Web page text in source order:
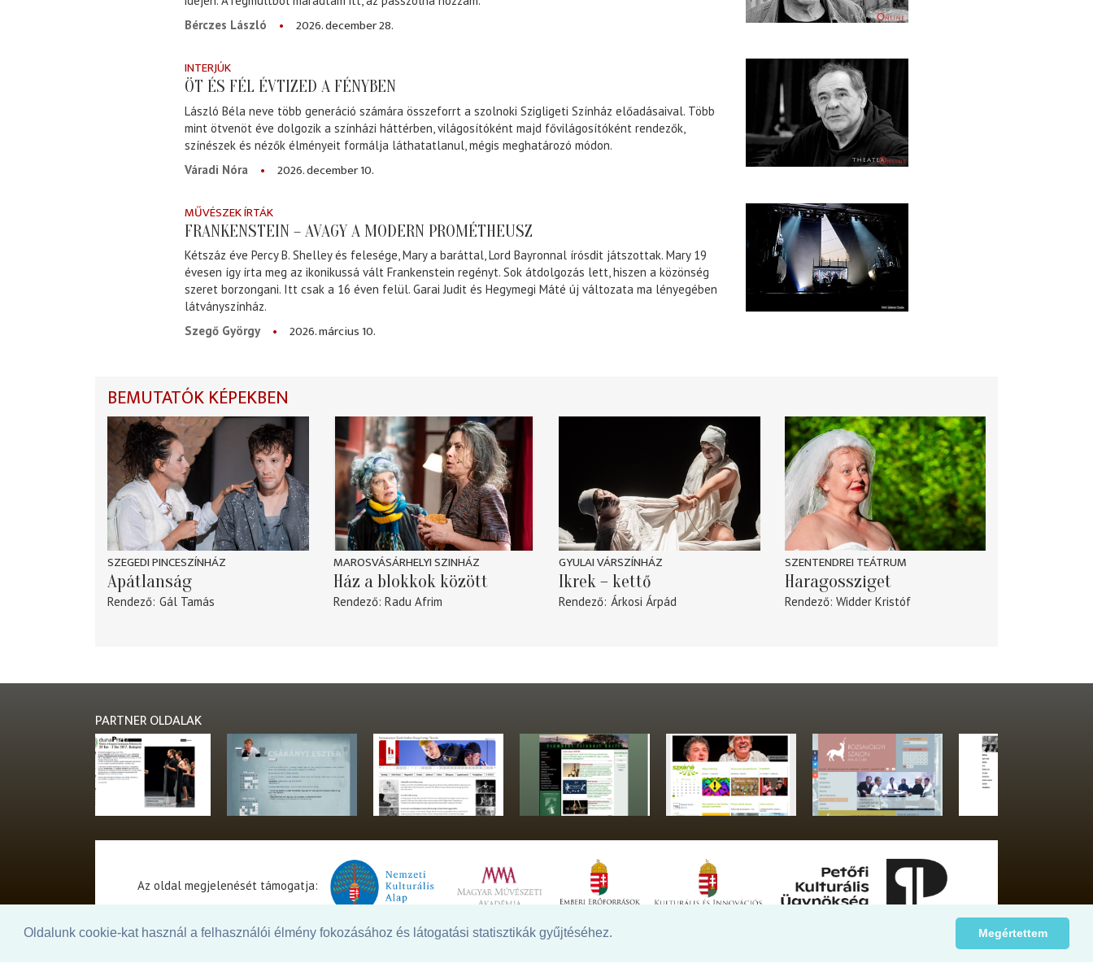
Oldalunk cookie-kat használ a felhasználói élmény fokozásához és látogatási statisztikák gyűjtéséhez. Megértettem
Bérczes László
2026. december 28.
INTERJÚK
ÖT ÉS FÉL ÉVTIZED A FÉNYBEN
László Béla neve több generáció számára összeforrt a szolnoki Szigligeti Színház előadásaival. Több
mint ötvenöt éve dolgozik a színházi háttérben, világosítóként majd fővilágosítóként rendezők,
színészek és nézők élményeit formálja láthatatlanul, mégis meghatározó módon.
Váradi Nóra
2026. december 10.
MŰVÉSZEK ÍRTÁK
FRANKENSTEIN – AVAGY A MODERN PROMÉTHEUSZ
Kétszáz éve Percy B. Shelley és felesége, Mary a baráttal, Lord Bayronnal írósdit játszottak. Mary 19
évesen így írta meg az ikonikussá vált Frankenstein regényt. Sok átdolgozás lett, hiszen a közönség
szeret borzongani. Itt csak a 16 éven felül. Garai Judit és Hegymegi Máté új változata ma lényegében
látványszínház.
Szegő György
2026. március 10.
BEMUTATÓK KÉPEKBEN
SZEGEDI PINCESZÍNHÁZ
Apátlanság
Rendező Gál Tamás
MAROSVÁSÁRHELYI SZINHÁZ
Ház a blokkok között
Rendező Radu Afrim
GYULAI VÁRSZÍNHÁZ
Ikrek – kettő
Rendező Árkosi Árpád
SZENTENDREI TEÁTRUM
Haragossziget
Rendező Widder Kristóf
PARTNER OLDALAK
Az oldal megjelenését támogatja: